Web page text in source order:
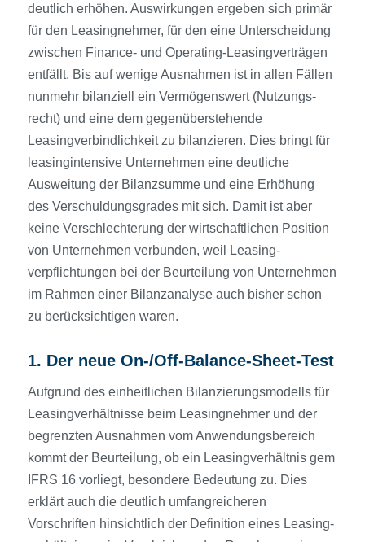
deutlich erhöhen. Auswirkungen ergeben sich primär
für den Leasingnehmer, für den eine Unterscheidung
zwischen Finance- und Operating-Leasing­verträgen
entfällt. Bis auf wenige Ausnahmen ist in allen Fällen
nunmehr bilanziell ein Vermögens­wert (Nutzungs­
recht) und eine dem gegenüberstehende
Leasingverbindlichkeit zu bilanzieren. Dies bringt für
leasingintensive Unternehmen eine deutliche
Ausweitung der Bilanzsumme und eine Erhöhung
des Verschuldungsgrades mit sich. Damit ist aber
keine Verschlechterung der wirtschaftlichen Position
von Unternehmen verbunden, weil Leasing­
verpflichtungen bei der Beurteilung von Unternehmen
im Rahmen einer Bilanzanalyse auch bisher schon
zu berücksichtigen waren.
1. Der neue On-/Off-Balance-Sheet-Test
Aufgrund des einheitlichen Bilanzierungsmodells für
Leasing­verhältnisse beim Leasingnehmer und der
begrenzten Ausnahmen vom Anwendungsbereich
kommt der Beurteilung, ob ein Leasing­verhältnis gem
IFRS 16 vorliegt, besondere Bedeutung zu. Dies
erklärt auch die deutlich umfangreicheren
Vorschriften hinsichtlich der Definition eines Leasing­